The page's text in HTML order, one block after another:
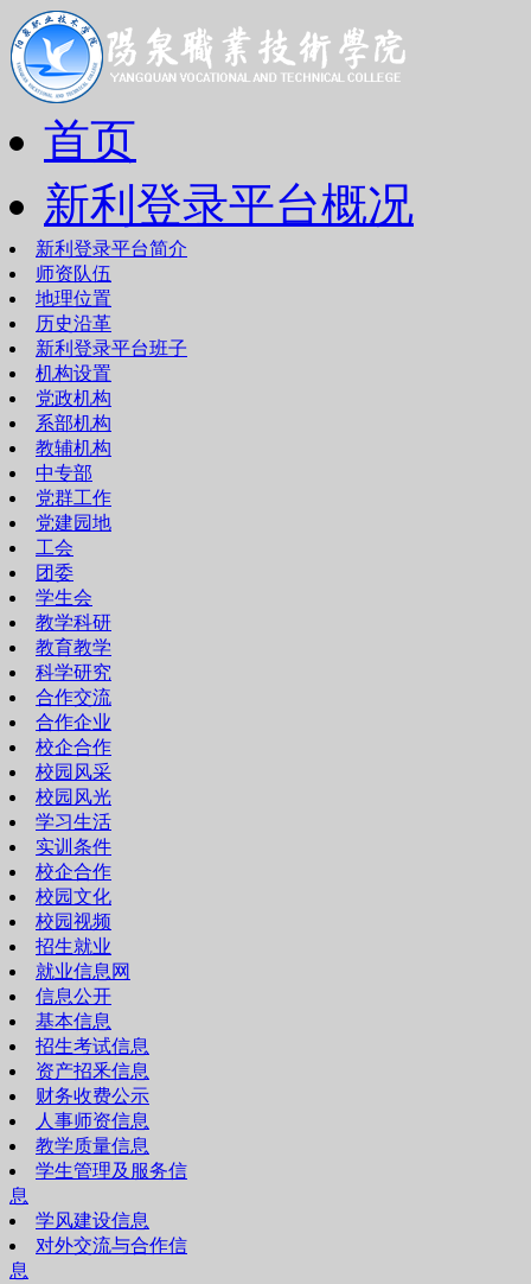
首页
新利登录平台概况
新利登录平台简介
师资队伍
地理位置
历史沿革
新利登录平台班子
机构设置
党政机构
系部机构
教辅机构
中专部
党群工作
党建园地
工会
团委
学生会
教学科研
教育教学
科学研究
合作交流
合作企业
校企合作
校园风采
校园风光
学习生活
实训条件
校企合作
校园文化
校园视频
招生就业
就业信息网
信息公开
基本信息
招生考试信息
资产招釆信息
财务收费公示
人事师资信息
教学质量信息
学生管理及服务信
息
学风建设信息
对外交流与合作信
息